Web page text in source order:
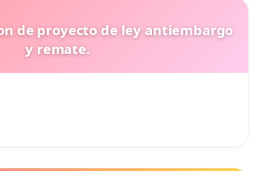
de proyecto de ley antiembargo
y remate.